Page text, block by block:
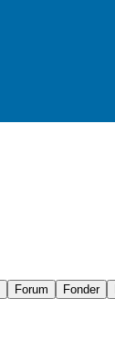
Forum Fonder